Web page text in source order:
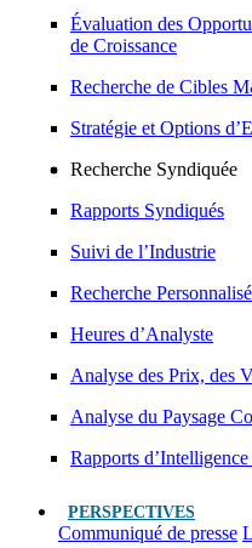
Évaluation des
de Croissance
Recherche de Cibles
Stratégie et Options
Recherche Syndiquée
Rapports Syndiqués
Suivi de l’Industrie
Recherche
Heures d’Analyste
Analyse des Prix, des
Analyse du Paysage
Rapports
PERSPECTIVES
Communiqué de presse